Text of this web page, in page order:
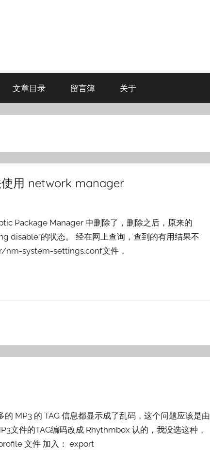
文章目录 留言簿 关于
用 network manager
Package Manager 中删除了，删除之后，原来的
disable”的状态。 经在网上查询，查到的有用结果不
system-settings.conf文件，
MP3 的 TAG 信息都显示成了乱码，这个问题应该是由
文件的TAG编码改成 Rhythmbox 认的，我没选这种，
文件 加入： export